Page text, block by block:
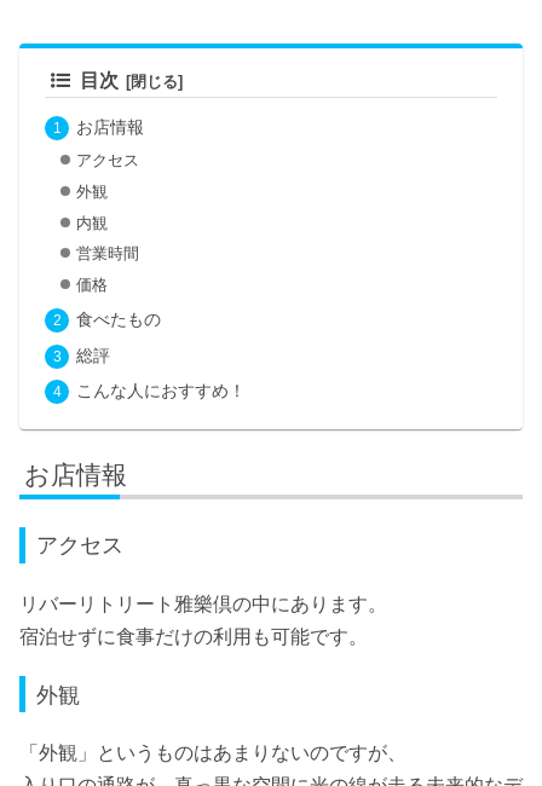
目次
お店情報
アクセス
外観
内観
営業時間
価格
食べたもの
総評
こんな人におすすめ！
お店情報
アクセス
リバーリトリート雅樂倶の中にあります。
宿泊せずに食事だけの利用も可能です。
外観
「外観」というものはあまりないのですが、